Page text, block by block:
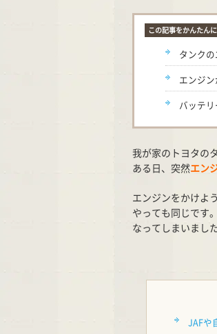
この記事をかんたん
タンク
エンジ
バッテ
我が家のトヨタの
ある日、突然エン
エンジンをかけよ
やっても同じです
なってしまいまし
JAFや